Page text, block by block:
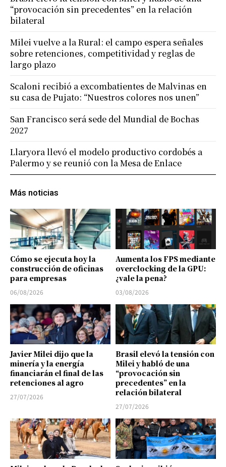
Más noticias
Cómo se ejecuta hoy la
construcción de oficinas
para empresas
06/08/2026
Aumenta los FPS mediante
overclocking de la GPU:
¿vale la pena?
03/08/2026
Javier Milei dijo que la
minería y la energía
financiarán el final de las
retenciones al agro
27/07/2026
Brasil elevó la tensión con
Milei y habló de una
“provocación sin
precedentes” en la
relación bilateral
27/07/2026
“provocación sin precedentes” en la relación
bilateral
Milei vuelve a la Rural: el campo espera señales
sobre retenciones, competitividad y reglas de
largo plazo
Scaloni recibió a excombatientes de Malvinas en
su casa de Pujato: “Nuestros colores nos unen”
San Francisco será sede del Mundial de Bochas
2027
Llaryora llevó el modelo productivo cordobés a
Palermo y se reunió con la Mesa de Enlace